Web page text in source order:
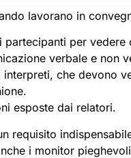
lavorano in
partecipanti per
verbale e non
che devono
esposte dai relatori.
requisito
i monitor